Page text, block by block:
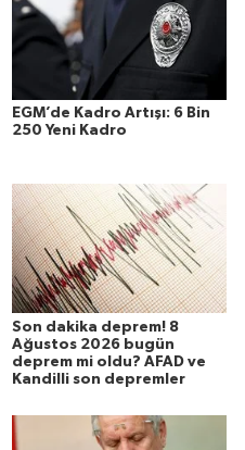
EGM’de Kadro Artışı: 6 Bin
250 Yeni Kadro
Son dakika deprem! 8
Ağustos 2026 bugün
deprem mi oldu? AFAD ve
Kandilli son depremler